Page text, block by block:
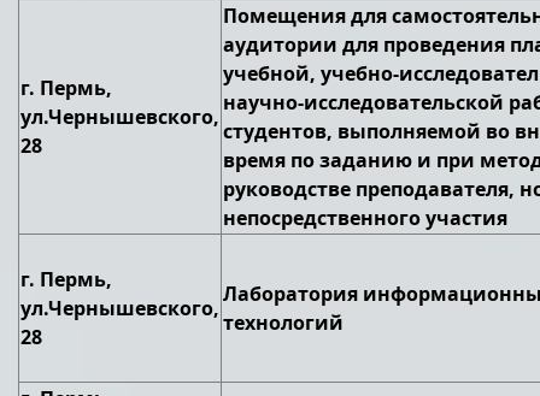
г. Пермь,
ул.Чернышевского,
28
Помещения для
аудитории для проведения
учебной, учебно-
научно-исследовательской
студентов, выполняемой во
время по заданию и при
руководстве преподавателя,
непосредственного участия
г. Пермь,
ул.Чернышевского,
28
Лаборатория
технологий